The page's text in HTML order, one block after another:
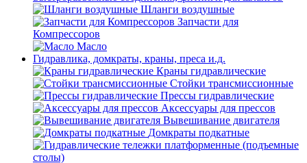
Шланги воздушные
Запчасти для
Компрессоров
Масло
Гидравлика, домкраты, краны, преса и.д.
Краны гидравлические
Стойки трансмиссионные
Прессы гидравлические
Аксессуары для прессов
Вывешивание двигателя
Домкраты подкатные